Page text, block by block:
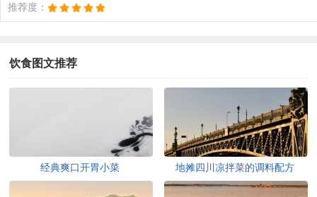
推荐度：
饮食图文推荐
经典爽口开胃小菜 地摊四川凉拌菜的调料配方